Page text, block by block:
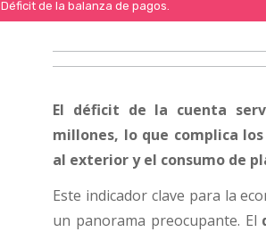
Déficit de la balanza de pagos.
El déficit de la cuenta
millones, lo que complica
al exterior y el consumo de
Este indicador clave para la
un panorama preocupante. El